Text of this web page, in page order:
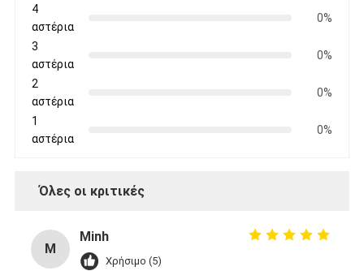
Ταινία υφασμάτων γυαλιού φύλλων αλουμινίου αργιλίου
Το διπλάσιο πλαισίωσε την κολλητική ταινία
Κολλητική ταινία της PET
Ρίψη επένδυσης ακρίβειας
4
αστέρια
0%
3
αστέρια
0%
2
αστέρια
0%
1
αστέρια
0%
Όλες οι κριτικές
M
Minh
Χρήσιμο (5)